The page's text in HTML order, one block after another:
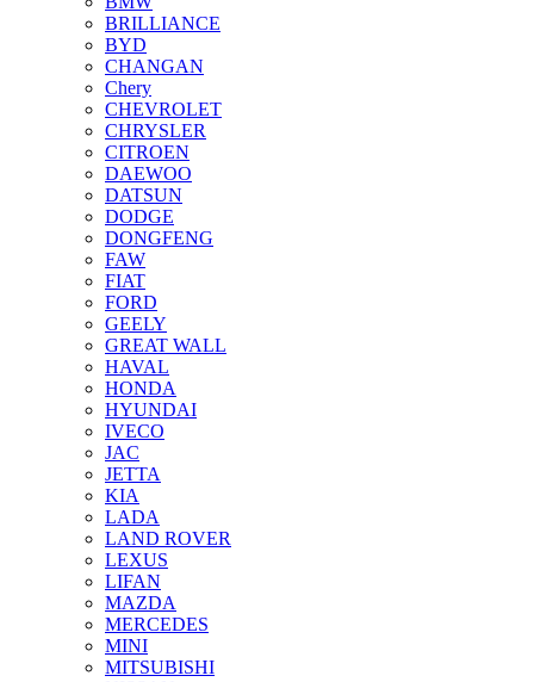
BRILLIANCE
BYD
CHANGAN
Chery
CHEVROLET
CHRYSLER
CITROEN
DAEWOO
DATSUN
DODGE
DONGFENG
FAW
FIAT
FORD
GEELY
GREAT WALL
HAVAL
HONDA
HYUNDAI
IVECO
JAC
JETTA
KIA
LADA
LAND ROVER
LEXUS
LIFAN
MAZDA
MERCEDES
MINI
MITSUBISHI